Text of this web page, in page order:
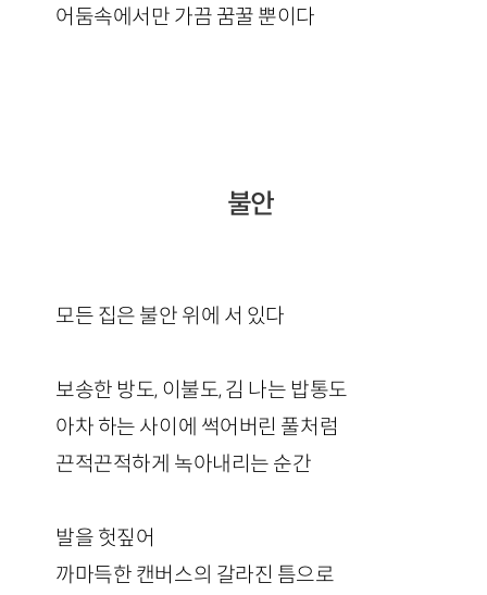
어둠속에서만 가끔 꿈꿀 뿐이다
불안
모든 집은 불안 위에 서 있다
보송한 방도, 이불도, 김 나는 밥통도
아차 하는 사이에 썩어버린 풀처럼
끈적끈적하게 녹아내리는 순간
발을 헛짚어
까마득한 캔버스의 갈라진 틈으로